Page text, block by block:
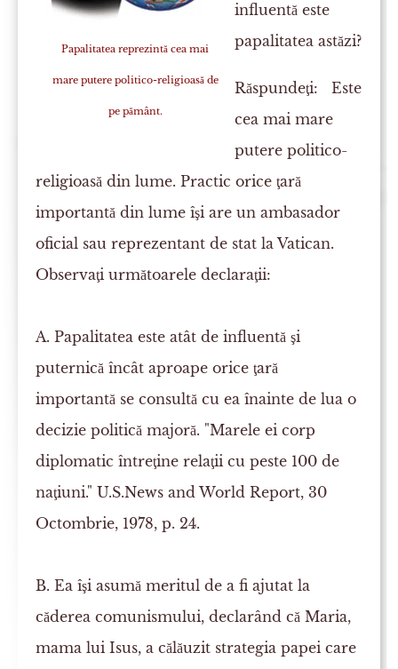
Papalitatea reprezintă cea mai
mare putere politico-religioasă de
pe pământ.
influentă este
papalitatea astăzi?
Răspundeţi: Este
cea mai mare
putere politico-
religioasă din lume. Practic orice ţară
importantă din lume îşi are un ambasador
oficial sau reprezentant de stat la Vatican.
Observaţi următoarele declaraţii:
A. Papalitatea este atât de influentă şi
puternică încât aproape orice ţară
importantă se consultă cu ea înainte de lua o
decizie politică majoră. "Marele ei corp
diplomatic întreţine relaţii cu peste 100 de
naţiuni."U.S.News and World Report, 30
Octombrie, 1978, p. 24.
B. Ea îşi asumă meritul de a fi ajutat la
căderea comunismului, declarând că Maria,
mama lui Isus, a călăuzit strategia papei care